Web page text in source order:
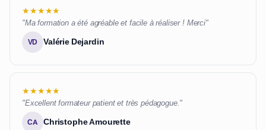
★★★★★
"Ma formation a été agréable et facile à réaliser ! Merci"
VD Valérie Dejardin
★★★★★
"Excellent formateur patient et très pédagogue."
CA Christophe Amourette